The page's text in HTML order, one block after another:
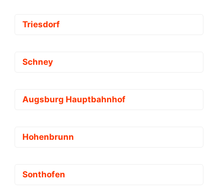
Triesdorf
Schney
Augsburg Hauptbahnhof
Hohenbrunn
Sonthofen